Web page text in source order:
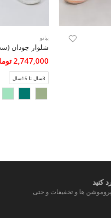
پیانو
شلوار جودان (ست با
2,747,000 تومان
3سال تا 15سال
کنید
ها و تخفیفات و حتی